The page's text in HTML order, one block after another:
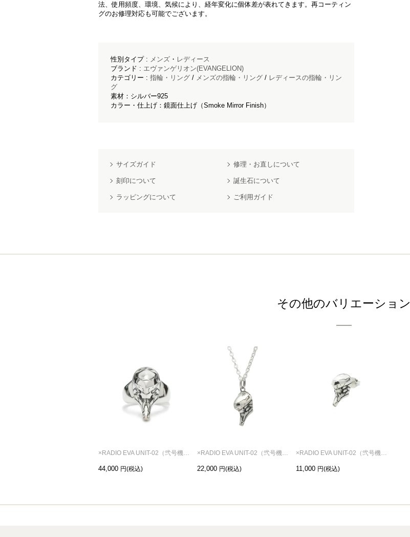
法、使用頻度、環境、気候により、経年変化に個体差が表れてきます。再コーティン
グのお修理対応も可能でございます。
性別タイプ : メンズ ・ レディース
ブランド : エヴァンゲリオン(EVANGELION)
カテゴリー : 指輪・リング / メンズの指輪・リング / レディースの指輪・リン
グ
素材：シルバー925
カラー・仕上げ：鏡面仕上げ（Smoke Mirror Finish）
サイズガイド 修理・お直しについて
刻印について 誕生石について
ラッピングについて ご利用ガイド
その他のバリエーション
×RADIO EVA UNIT-02（弐号機） フェイス リング/指輪
44,000
×RADIO EVA UNIT-02（弐号機） フェイス ネックレス
22,000
×RADIO EVA UNIT-02（弐号機） フェイス ピアス/片耳
11,000